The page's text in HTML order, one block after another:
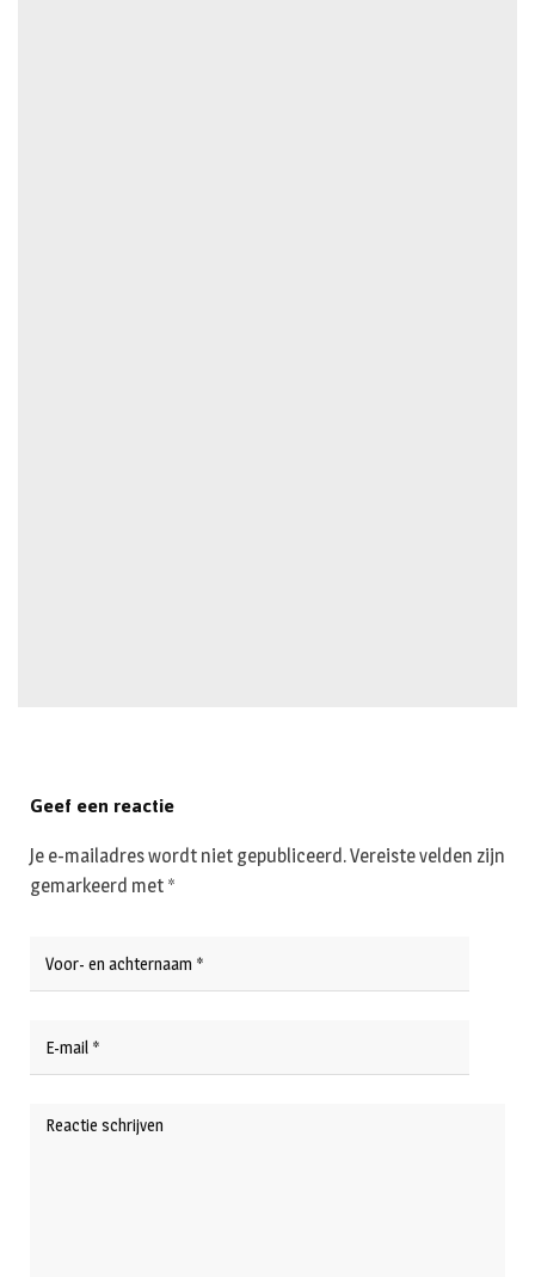
Geef een reactie
Je e-mailadres wordt niet gepubliceerd.Vereiste velden zijn
gemarkeerd met *